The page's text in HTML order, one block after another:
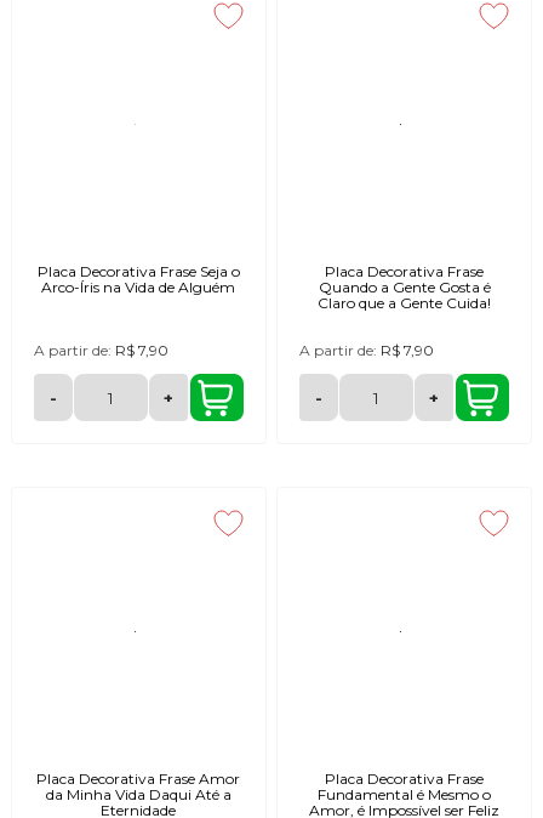
Placa Decorativa Frase Seja o
Arco-Íris na Vida de Alguém
A partir de: R$ 7,90
- +
Placa Decorativa Frase
Quando a Gente Gosta é
Claro que a Gente Cuida!
A partir de: R$ 7,90
- +
Placa Decorativa Frase Amor
da Minha Vida Daqui Até a
Eternidade
Placa Decorativa Frase
Fundamental é Mesmo o
Amor, é Impossível ser Feliz